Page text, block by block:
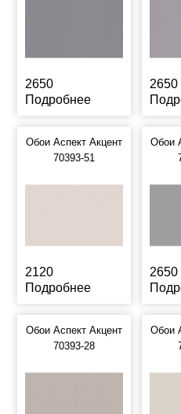
2650
Подробнее
2650
Обои Аспект Акцент
70393-51
2120
Подробнее
Обои
2650
Обои Аспект Акцент
70393-28
Обои